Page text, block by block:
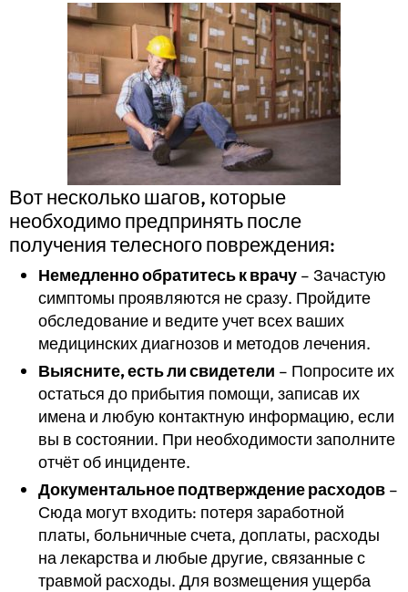
Вот несколько шагов, которые
необходимо предпринять после
получения телесного повреждения:
Немедленно обратитесь к врачу – Зачастую
симптомы проявляются не сразу. Пройдите
обследование и ведите учет всех ваших
медицинских диагнозов и методов лечения.
Выясните, есть ли свидетели – Попросите их
остаться до прибытия помощи, записав их
имена и любую контактную информацию, если
вы в состоянии. При необходимости заполните
отчёт об инциденте.
Документальное подтверждение расходов –
Сюда могут входить: потеря заработной
платы, больничные счета, доплаты, расходы
на лекарства и любые другие, связанные с
травмой расходы. Для возмещения ущерба